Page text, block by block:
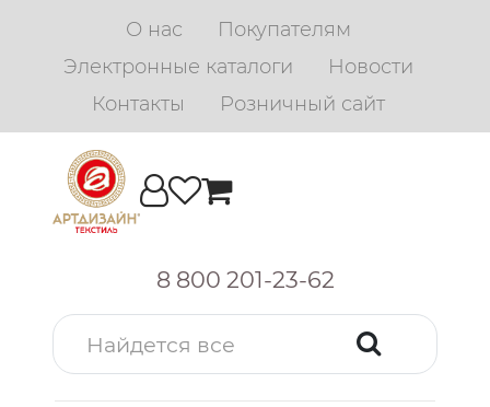
О нас
Покупателям
Электронные каталоги
Новости
Контакты
Розничный сайт
8 800 201-23-62